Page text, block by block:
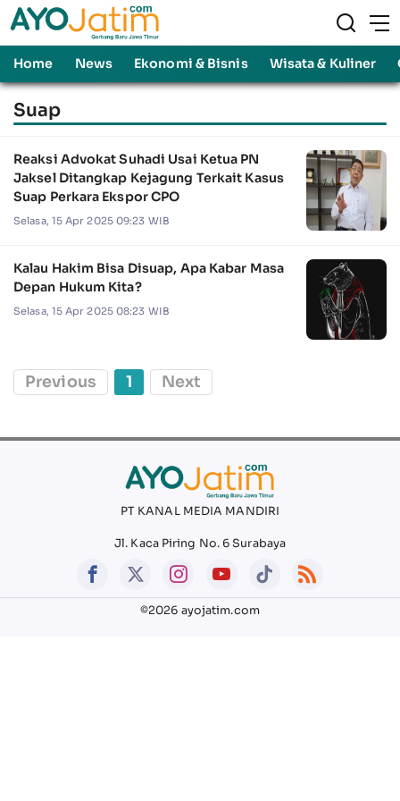
Home News Ekonomi & Bisnis Wisata & Kuliner
Suap
Reaksi Advokat Suhadi Usai Ketua PN
Jaksel Ditangkap Kejagung Terkait Kasus
Suap Perkara Ekspor CPO
Selasa, 15 Apr 2025 09:23 WIB
Kalau Hakim Bisa Disuap, Apa Kabar Masa
Depan Hukum Kita?
Selasa, 15 Apr 2025 08:23 WIB
Previous 1 Next
PT KANAL MEDIA MANDIRI
Jl. Kaca Piring No. 6 Surabaya
©2026 ayojatim.com